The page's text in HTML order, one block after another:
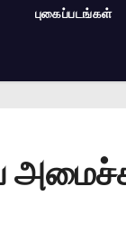
புகைப்படங்கள்